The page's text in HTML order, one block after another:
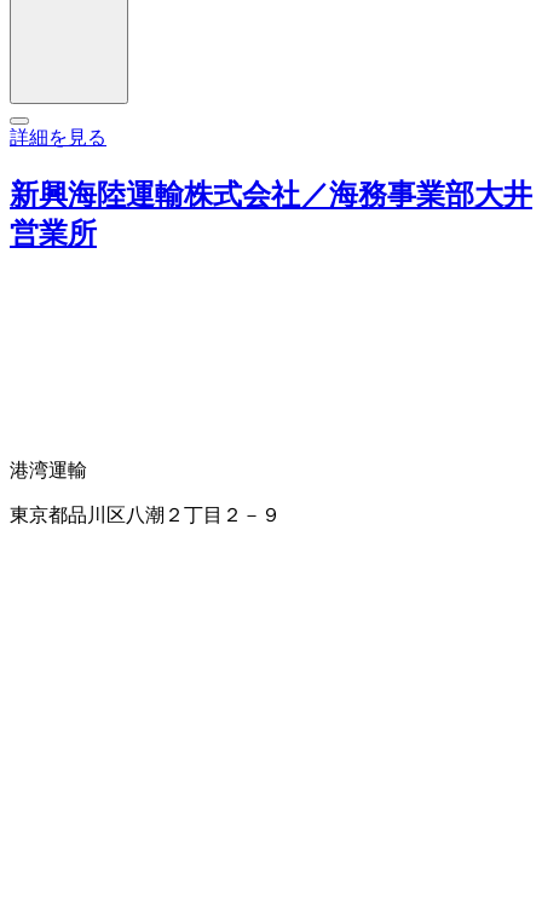
詳細を見る
新興海陸運輸株式会社／海務事業部大井
営業所
港湾運輸
東京都品川区八潮２丁目２－９